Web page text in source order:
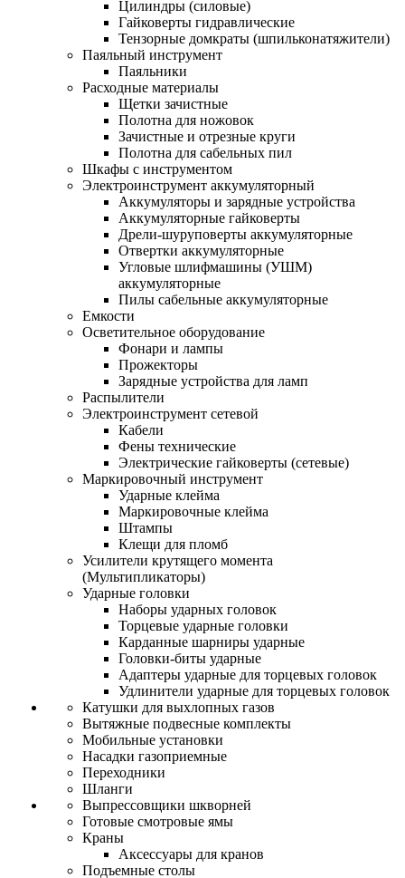
Цилиндры (силовые)
Гайковерты гидравлические
Тензорные домкраты (шпильконатяжители)
Паяльный инструмент
Паяльники
Расходные материалы
Щетки зачистные
Полотна для ножовок
Зачистные и отрезные круги
Полотна для сабельных пил
Шкафы с инструментом
Электроинструмент аккумуляторный
Аккумуляторы и зарядные устройства
Аккумуляторные гайковерты
Дрели-шуруповерты аккумуляторные
Отвертки аккумуляторные
Угловые шлифмашины (УШМ)
аккумуляторные
Пилы сабельные аккумуляторные
Емкости
Осветительное оборудование
Фонари и лампы
Прожекторы
Зарядные устройства для ламп
Распылители
Электроинструмент сетевой
Кабели
Фены технические
Электрические гайковерты (сетевые)
Маркировочный инструмент
Ударные клейма
Маркировочные клейма
Штампы
Клещи для пломб
Усилители крутящего момента
(Мультипликаторы)
Ударные головки
Наборы ударных головок
Торцевые ударные головки
Карданные шарниры ударные
Головки-биты ударные
Адаптеры ударные для торцевых головок
Удлинители ударные для торцевых головок
Катушки для выхлопных газов
Вытяжные подвесные комплекты
Мобильные установки
Насадки газоприемные
Переходники
Шланги
Выпрессовщики шкворней
Готовые смотровые ямы
Краны
Аксессуары для кранов
Подъемные столы